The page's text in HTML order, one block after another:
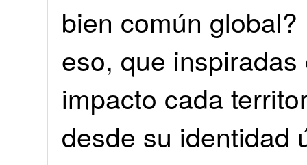
bien común
eso, que
impacto cada
desde su identidad